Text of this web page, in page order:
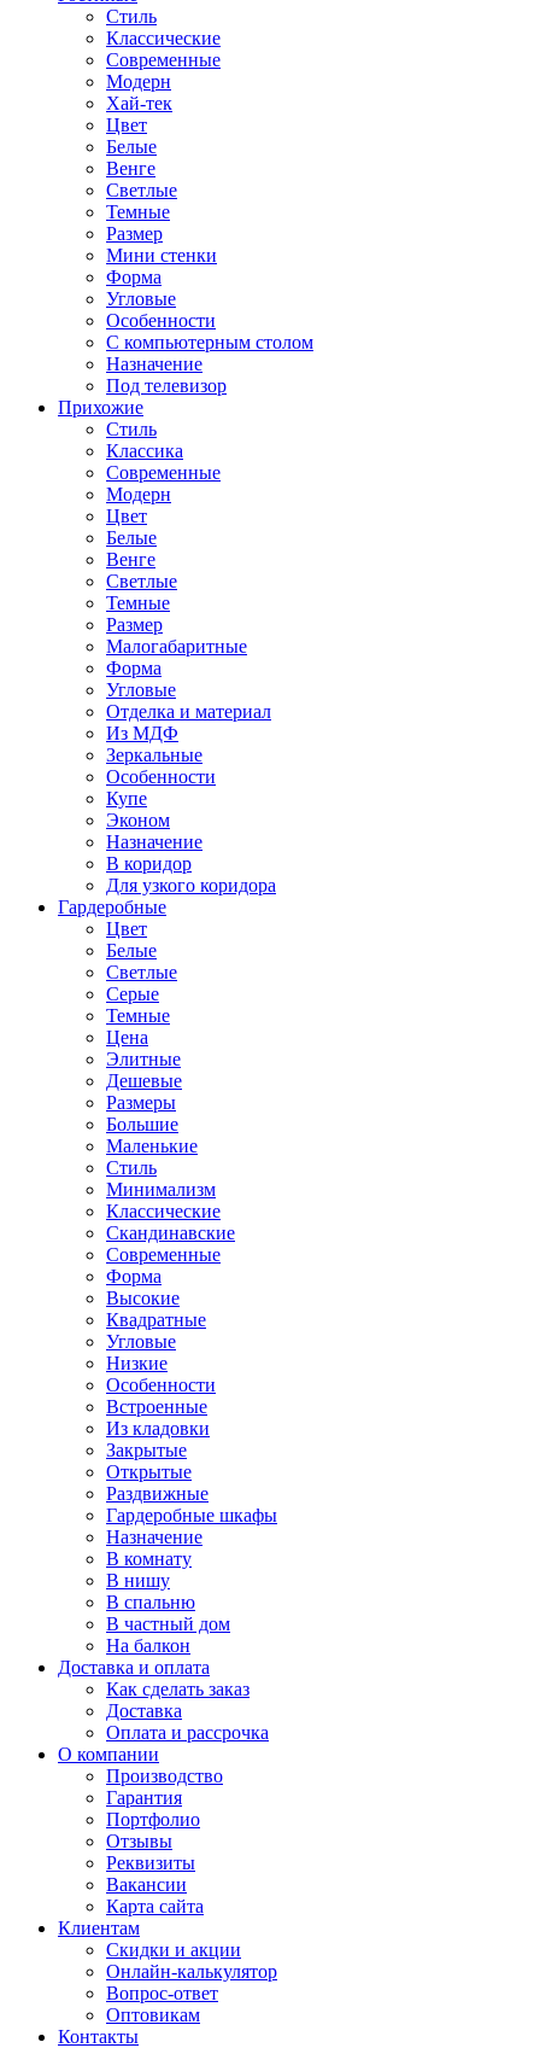
Стиль
Классические
Современные
Модерн
Хай-тек
Цвет
Белые
Венге
Светлые
Темные
Размер
Мини стенки
Форма
Угловые
Особенности
С компьютерным столом
Назначение
Под телевизор
Прихожие
Стиль
Классика
Современные
Модерн
Цвет
Белые
Венге
Светлые
Темные
Размер
Малогабаритные
Форма
Угловые
Отделка и материал
Из МДФ
Зеркальные
Особенности
Купе
Эконом
Назначение
В коридор
Для узкого коридора
Гардеробные
Цвет
Белые
Светлые
Серые
Темные
Цена
Элитные
Дешевые
Размеры
Большие
Маленькие
Стиль
Минимализм
Классические
Скандинавские
Современные
Форма
Высокие
Квадратные
Угловые
Низкие
Особенности
Встроенные
Из кладовки
Закрытые
Открытые
Раздвижные
Гардеробные шкафы
Назначение
В комнату
В нишу
В спальню
В частный дом
На балкон
Доставка и оплата
Как сделать заказ
Доставка
Оплата и рассрочка
О компании
Производство
Гарантия
Портфолио
Отзывы
Реквизиты
Вакансии
Карта сайта
Клиентам
Скидки и акции
Онлайн-калькулятор
Вопрос-ответ
Оптовикам
Контакты